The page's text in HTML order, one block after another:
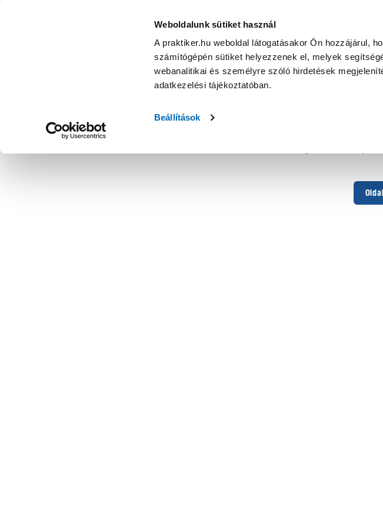
Weboldalunk sütiket használ
A praktiker.hu weboldal látogatásakor Ön hozzájárul,
számítógépén sütiket helyezzenek el, melyek
webanalitikai és személyre szóló hirdetések
adatkezelési tájékoztatóban.
Beállítások